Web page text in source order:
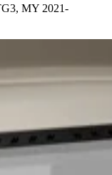
MY 2021-